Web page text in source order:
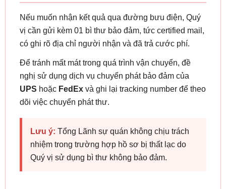
Nếu muốn nhận kết quả qua đường bưu điện, Quý
vị cần gửi kèm 01 bì thư bảo đảm, tức certified mail,
có ghi rõ địa chỉ người nhận và đã trả cước phí.
Để tránh mất mát trong quá trình vận chuyển, đề
nghị sử dụng dịch vụ chuyển phát bảo đảm của
UPS hoặc FedEx và ghi lại tracking number để theo
dõi việc chuyển phát thư.
Lưu ý: Tổng Lãnh sự quán không chịu trách
nhiệm trong trường hợp hồ sơ bị thất lạc do
Quý vị sử dụng bì thư không bảo đảm.